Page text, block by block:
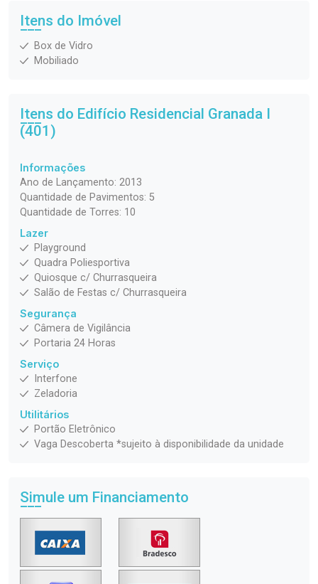
Itens do Imóvel
Box de Vidro
Mobiliado
Itens do Edifício Residencial Granada I
(401)
Informações
Ano de Lançamento: 2013
Quantidade de Pavimentos: 5
Quantidade de Torres: 10
Lazer
Playground
Quadra Poliesportiva
Quiosque c/ Churrasqueira
Salão de Festas c/ Churrasqueira
Segurança
Câmera de Vigilância
Portaria 24 Horas
Serviço
Interfone
Zeladoria
Utilitários
Portão Eletrônico
Vaga Descoberta *sujeito à disponibilidade da unidade
Simule um Financiamento